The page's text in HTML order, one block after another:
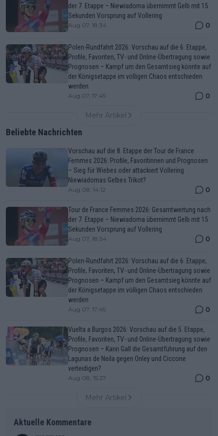
der 7. Etappe – Niewiadoma übernimmt Gelb mit 15
Sekunden Vorsprung auf Vollering
Aug 07, 18:34 0
Polen-Rundfahrt 2026: Vorschau auf die 6. Etappe,
Profile, Favoriten, TV- und Online-Übertragung sowie
Prognosen – Kampf um den Gesamtsieg könnte auf
der Königsetappe im völligen Chaos entschieden
werden
Aug 07, 17:45 0
Mehr Artikel
Beliebte Nachrichten
Vorschau auf die 8. Etappe der Tour de France
Femmes 2026: Profile, Favoritinnen und Prognosen
– Sieg für Wiebes oder attackiert Vollering
Niewiadomas Gelbes Trikot?
Aug 08, 14:12 0
Tour de France Femmes 2026: Gesamtwertung nach
der 7. Etappe – Niewiadoma übernimmt Gelb mit 15
Sekunden Vorsprung auf Vollering
Aug 07, 18:34 0
Polen-Rundfahrt 2026: Vorschau auf die 6. Etappe,
Profile, Favoriten, TV- und Online-Übertragung sowie
Prognosen – Kampf um den Gesamtsieg könnte auf
der Königsetappe im völligen Chaos entschieden
werden
Aug 07, 17:45 0
Vuelta a Burgos 2026: Vorschau auf die 5. Etappe,
Profile, Favoriten, TV- und Online-Übertragung sowie
Prognosen – Kann Gall die Gesamtführung auf den
Lagunas de Neila gegen Onley und Ciccone
verteidigen?
Aug 08, 15:27 0
Mehr Artikel
Aktuelle Kommentare